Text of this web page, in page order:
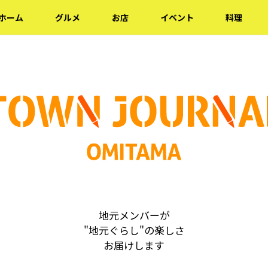
ーム グルメ お店 イベント 料理
地元メンバーが
"地元ぐらし"の楽しさ
お届けします